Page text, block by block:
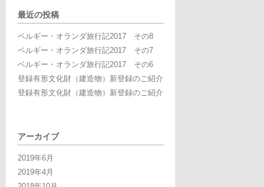
最近の投稿
ベルギー・オランダ旅行記2017 その8
ベルギー・オランダ旅行記2017 その7
ベルギー・オランダ旅行記2017 その6
登録有形文化財（建造物）新登録のご紹介
登録有形文化財（建造物）新登録のご紹介
アーカイブ
2019年6月
2019年4月